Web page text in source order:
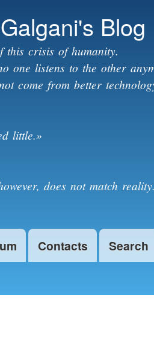
Blog
this crisis of humanity.
one listens to the other
come from better
little.»
does not match
Contacts Search